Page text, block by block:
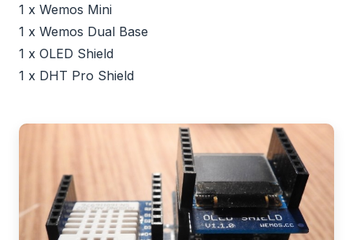
1 x Wemos Mini
1 x Wemos Dual Base
1 x OLED Shield
1 x DHT Pro Shield